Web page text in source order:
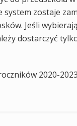
system zostaje
Jeśli
dostarczyć
2020-